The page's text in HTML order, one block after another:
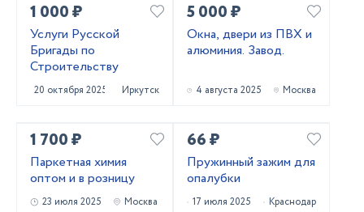
1 000 ₽
Услуги Русской
Бригады по
Строительству
20 октября 2025 Иркутск
5 000 ₽
Окна, двери из ПВХ и
алюминия. Завод.
4 августа 2025 Москва
1 700 ₽
Паркетная химия
оптом и в розницу
23 июля 2025 Москва
66 ₽
Пружинный зажим для
опалубки
17 июля 2025 Краснодар